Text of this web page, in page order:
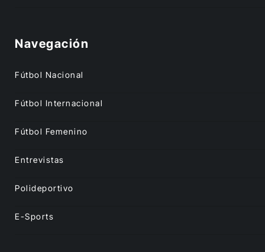
Navegación
Fútbol Nacional
Fútbol Internacional
Fútbol Femenino
Entrevistas
Polideportivo
E-Sports